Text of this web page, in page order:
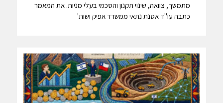
מתמשך, צוואה, שינוי תקנון והסכמי בעלי מניות. את המאמר
כתבה עו"ד אסנת נתאי ממשרד אפיק ושות'